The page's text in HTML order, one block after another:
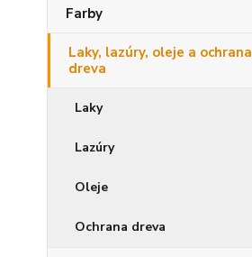
Farby
Laky, lazúry, oleje a ochrana
dreva
Laky
Lazúry
Oleje
Ochrana dreva